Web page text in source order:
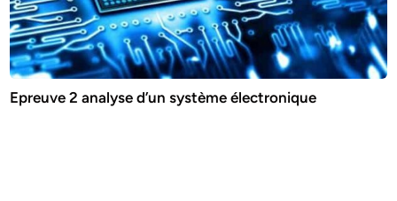
Epreuve 2 analyse d’un système électronique